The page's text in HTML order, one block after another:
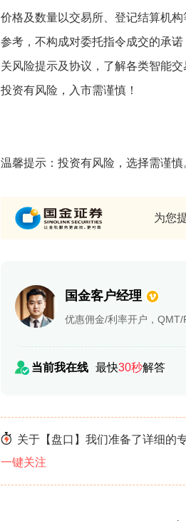
价格及数量以交易所、登记结算机
参考，不构成对委托指令成交的承
关风险提示及协议，了解各类智能
投资有风险，入市需谨慎！
温馨提示：投资有风险，选择需谨慎
为您
国金客户经理
优惠佣金/利率开户，QMT/
当前我在线 最快30秒解答
关于【盘口】我们准备了详细的
一键关注